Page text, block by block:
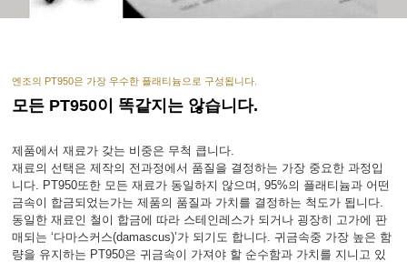
엔조의 PT950은 가장 우수한 플래티늄으로 구성됩니다.
모든 PT950이 똑같지는 않습니다.
제품에서 재료가 갖는 비중은 무척 큽니다.
재료의 선택은 제작의 전과정에서 품질을 결정하는 가장 중요한 과정입
니다. PT950또한 모든 재료가 동일하지 않으며, 95%의 플래티늄과 어떤
금속이 합금되었는가는 제품의 품질과 가치를 결정하는 척도가 됩니다.
동일한 재료인 철이 합금에 따라 스테인레스가 되거나 굉장히 고가에 판
매되는 ‘다마스커스(damascus)’가 되기도 합니다. 귀금속중 가장 높은 함
량을 유지하는 PT950은 귀금속이 가져야 할 순수함과 가치를 지니고 있